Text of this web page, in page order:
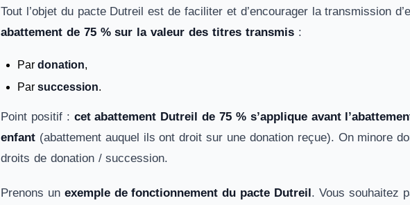
Tout l’objet du pacte Dutreil est de faciliter et d’encourager la transmission
abattement de 75 % sur la valeur des titres transmis:
Par donation,
Par succession.
Point positif : cet abattement Dutreil de 75 % s’applique avant
enfant (abattement auquel ils ont droit sur une donation reçue). On minore
droits de donation / succession.
Prenons un exemple de fonctionnement du pacte Dutreil. Vous souhaitez